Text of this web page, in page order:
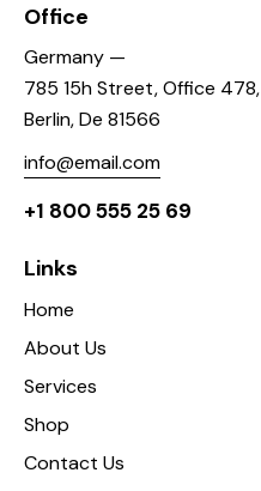
Office
Germany —
785 15h Street, Office 478,
Berlin, De 81566
info@email.com
+1 800 555 25 69
Links
Home
About Us
Services
Shop
Contact Us